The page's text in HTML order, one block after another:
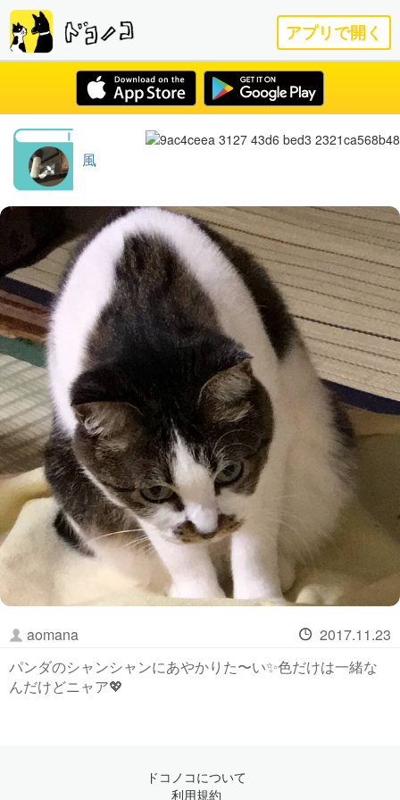
アプリで開く
風
aomana
2017.11.23
パンダのシャンシャンにあやかりた〜い✨色だけは一緒な
んだけどニャア💖
ドコノコについて
利用規約